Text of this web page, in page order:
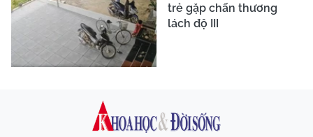
trẻ gặp chấn thương
lách độ III